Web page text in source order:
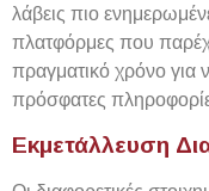
λάβεις πιο
πλατφόρμες που
πραγματικό χρόνο για
πρόσφατες
Εκμετάλλευση